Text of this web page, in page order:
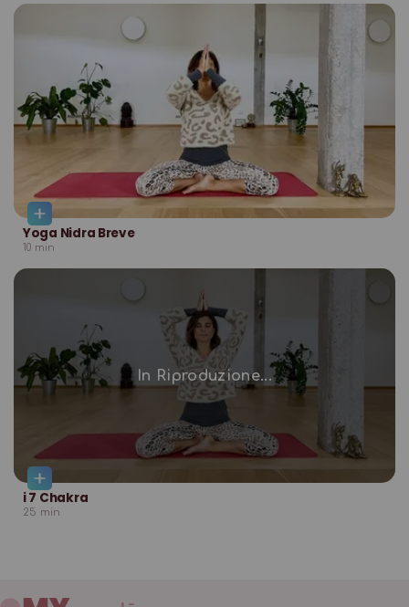
Yoga Nidra Breve
10 min
In Riproduzione...
i 7 Chakra
25 min